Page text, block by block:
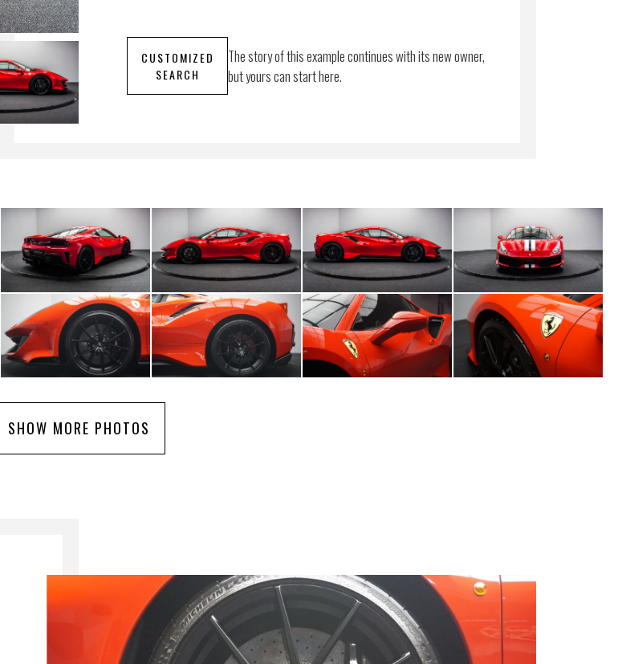
CUSTOMIZED
SEARCH
The story of this example continues with its new owner,
but yours can start here.
SHOW MORE PHOTOS